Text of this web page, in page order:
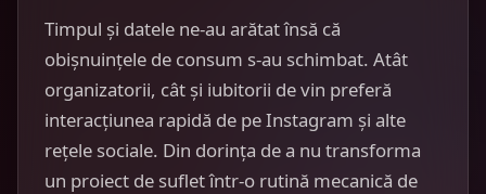
Timpul și datele ne-au arătat însă că
obișnuințele de consum s-au schimbat. Atât
organizatorii, cât și iubitorii de vin preferă
interacțiunea rapidă de pe Instagram și alte
rețele sociale. Din dorința de a nu transforma
un proiect de suflet într-o rutină mecanică de